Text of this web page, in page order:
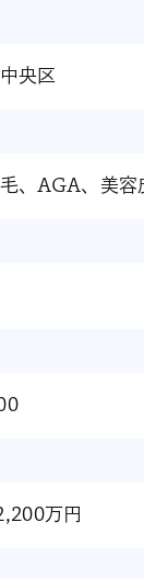
央区
、AGA、美容
万円